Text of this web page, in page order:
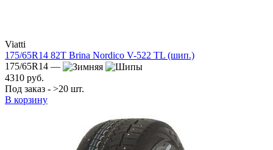
Viatti
175/65R14 82T Brina Nordico V-522 TL (шип.)
175/65R14 —
4310 руб.
Под заказ - >20 шт.
В корзину